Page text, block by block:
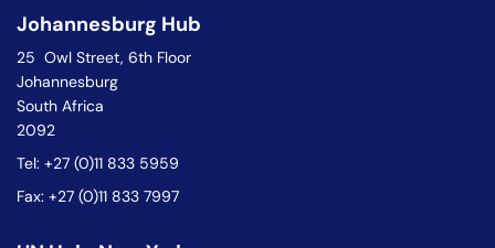
Johannesburg Hub
25 Owl Street, 6th Floor
Johannesburg
South Africa
2092
Tel: +27 (0)11 833 5959
Fax: +27 (0)11 833 7997